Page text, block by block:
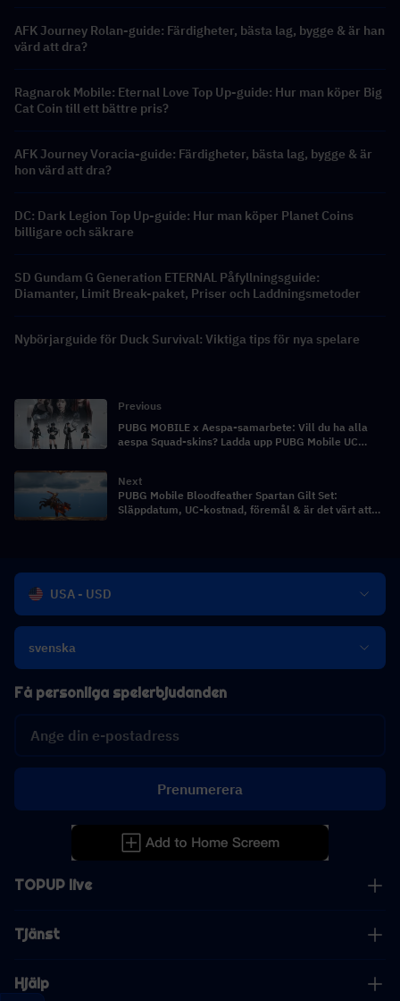
AFK Journey Rolan-guide: Färdigheter, bästa lag, bygge & är han
värd att dra?
Ragnarok Mobile: Eternal Love Top Up-guide: Hur man köper Big
Cat Coin till ett bättre pris?
AFK Journey Voracia-guide: Färdigheter, bästa lag, bygge & är
hon värd att dra?
DC: Dark Legion Top Up-guide: Hur man köper Planet Coins
billigare och säkrare
SD Gundam G Generation ETERNAL Påfyllningsguide:
Diamanter, Limit Break-paket, Priser och Laddningsmetoder
Nybörjarguide för Duck Survival: Viktiga tips för nya spelare
Previous
PUBG MOBILE x Aespa-samarbete: Vill du ha alla
aespa Squad-skins? Ladda upp PUBG Mobile UC
Next
PUBG Mobile Bloodfeather Spartan Gilt Set:
Släppdatum, UC-kostnad, föremål & är det värt att
USA - USD
svenska
TOPUP live
Tjänst
Hjälp
Få personliga spelerbjudanden
Prenumerera